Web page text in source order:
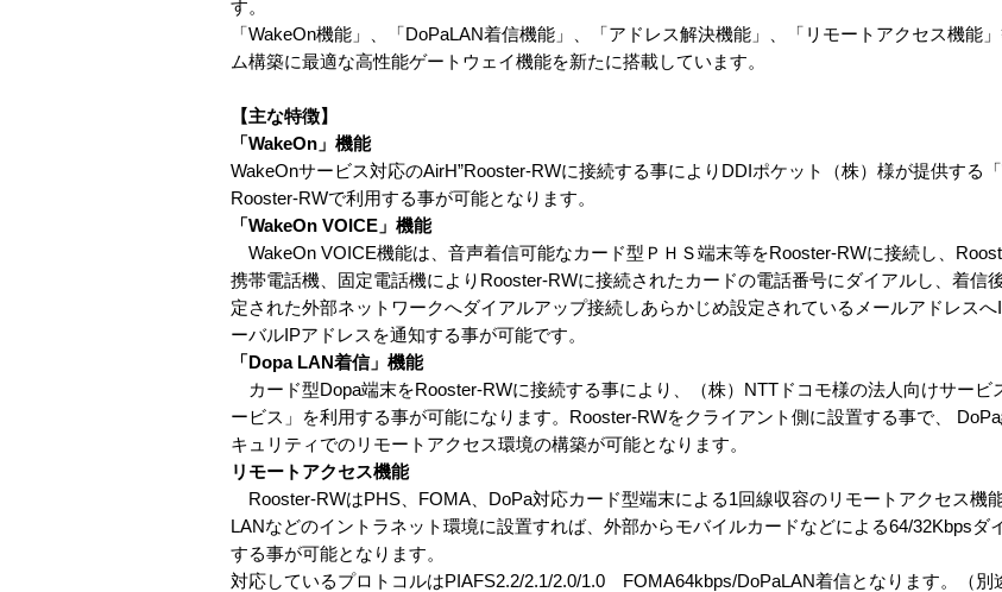
す。
「WakeOn機能」、「DoPaLAN着信機能」、「アドレス解決機能」、「リモートアクセス機能
ム構築に最適な高性能ゲートウェイ機能を新たに搭載しています。
【主な特徴】
「WakeOn」機能
WakeOnサービス対応のAirH”Rooster-RWに接続する事によりDDIポケット（株）様が提供する
Rooster-RWで利用する事が可能となります。
「WakeOn VOICE」機能
WakeOn VOICE機能は、音声着信可能なカード型ＰＨＳ端末等をRooster-RWに接続し、
携帯電話機、固定電話機によりRooster-RWに接続されたカードの電話番号にダイアルし、着信
定された外部ネットワークへダイアルアップ接続しあらかじめ設定されているメールアドレス
ーバルIPアドレスを通知する事が可能です。
「Dopa LAN着信」機能
カード型Dopa端末をRooster-RWに接続する事により、（株）NTTドコモ様の法人向けサービ
ービス」を利用する事が可能になります。Rooster-RWをクライアント側に設置する事で、
キュリティでのリモートアクセス環境の構築が可能となります。
リモートアクセス機能
Rooster-RWはPHS、FOMA、DoPa対応カード型端末による1回線収容のリモートアクセス機
LANなどのイントラネット環境に設置すれば、外部からモバイルカードなどによる64/32Kbpsダ
する事が可能となります。
対応しているプロトコルはPIAFS2.2/2.1/2.0/1.0 FOMA64kbps/DoPaLAN着信となります。（別